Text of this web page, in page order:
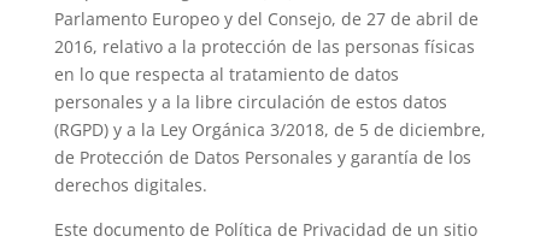
Parlamento Europeo y del Consejo, de 27 de abril de
2016, relativo a la protección de las personas físicas
en lo que respecta al tratamiento de datos
personales y a la libre circulación de estos datos
(RGPD) y a la Ley Orgánica 3/2018, de 5 de diciembre,
de Protección de Datos Personales y garantía de los
derechos digitales.
Este documento de Política de Privacidad de un sitio